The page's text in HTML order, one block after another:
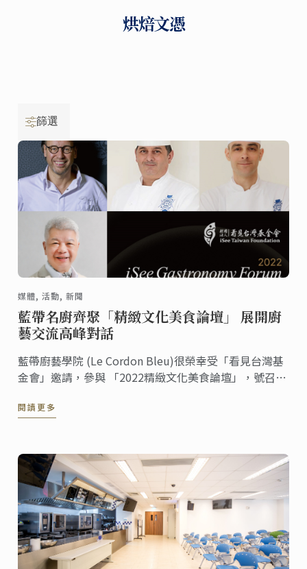
烘焙文憑
篩選
媒體, 活動, 新聞
藍帶名廚齊聚「精緻文化美食論壇」 展開廚
藝交流高峰對話
藍帶廚藝學院 (Le Cordon Bleu)很榮幸受「看見台灣基
金會」邀請，參與 「2022精緻文化美食論壇」，號召全
廚藝交流的高峰對話。其中特別邀請到東京藍帶校區行
閱讀更多